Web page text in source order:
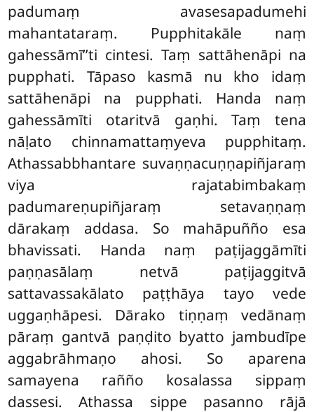
padumaṃ avasesapadumehi
mahantataraṃ. Pupphitakāle naṃ
gahessāmī’’ti cintesi. Taṃ sattāhenāpi na
pupphati. Tāpaso kasmā nu kho idaṃ
sattāhenāpi na pupphati. Handa naṃ
gahessāmīti otaritvā gaṇhi. Taṃ tena
nāḷato chinnamattaṃyeva pupphitaṃ.
Athassabbhantare suvaṇṇacuṇṇapiñjaraṃ
viya rajatabimbakaṃ
padumareṇupiñjaraṃ setavaṇṇaṃ
dārakaṃ addasa. So mahāpuñño esa
bhavissati. Handa naṃ paṭijaggāmīti
paṇṇasālaṃ netvā paṭijaggitvā
sattavassakālato paṭṭhāya tayo vede
uggaṇhāpesi. Dārako tiṇṇaṃ vedānaṃ
pāraṃ gantvā paṇḍito byatto jambudīpe
aggabrāhmaṇo ahosi. So aparena
samayena rañño kosalassa sippaṃ
dassesi. Athassa sippe pasanno rājā